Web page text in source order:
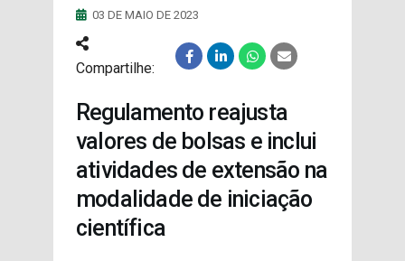
DOAÇÕES PARA
PROJETOS
03 DE MAIO DE 2023
Compartilhe:
Regulamento reajusta
valores de bolsas e inclui
atividades de extensão na
modalidade de iniciação
científica